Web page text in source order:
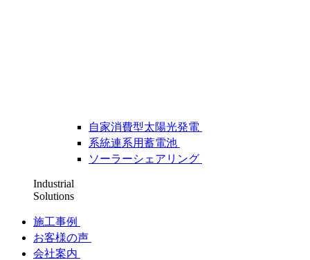
自家消費型太陽光発電
系統連系用蓄電池
ソーラーシェアリング
Industrial
Solutions
施工事例
お客様の声
会社案内